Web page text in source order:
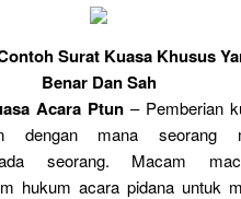
Surat Kuasa Khusus
Benar Dan Sah
Acara Ptun – Pemberian
dengan mana seorang
seorang. Macam
hukum acara pidana untuk